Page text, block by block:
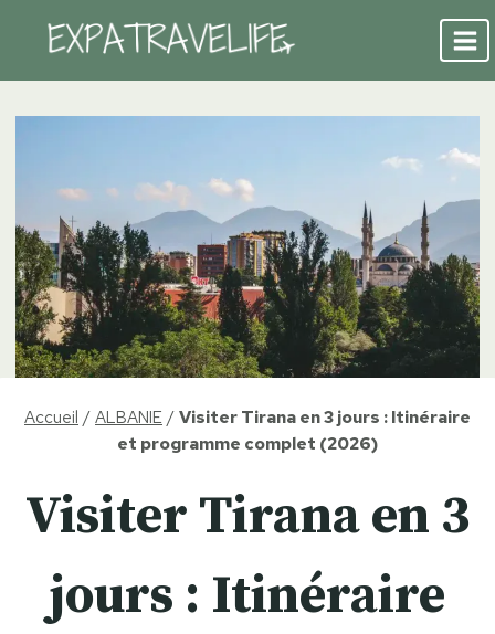
contenu
Accueil /ALBANIE/Visiter Tirana en 3 jours : Itinéraire
et programme complet (2026)
Visiter Tirana en 3
jours : Itinéraire